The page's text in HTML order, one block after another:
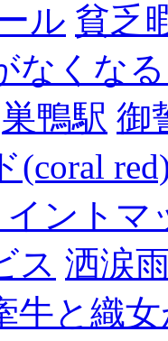
ル 貧乏
なくな
巣鴨駅 御
(coral
イントマ
ス 洒涙
牛と織